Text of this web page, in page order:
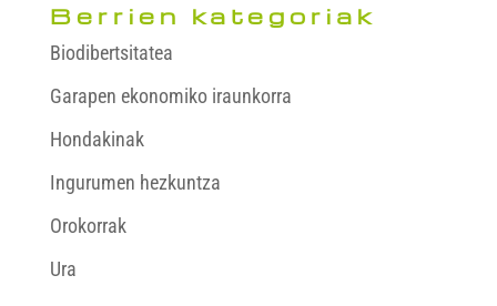
Berrien kategoriak
Biodibertsitatea
Garapen ekonomiko iraunkorra
Hondakinak
Ingurumen hezkuntza
Orokorrak
Ura